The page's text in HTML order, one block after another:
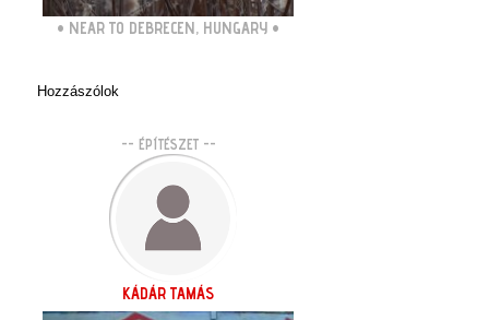
• NEAR TO DEBRECEN, HUNGARY •
Hozzászólok
-- ÉPÍTÉSZET --
KÁDÁR TAMÁS